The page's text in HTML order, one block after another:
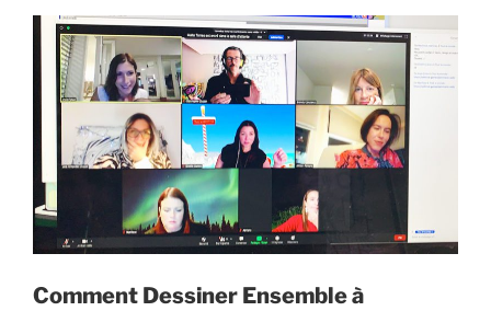
Comment Dessiner Ensemble à